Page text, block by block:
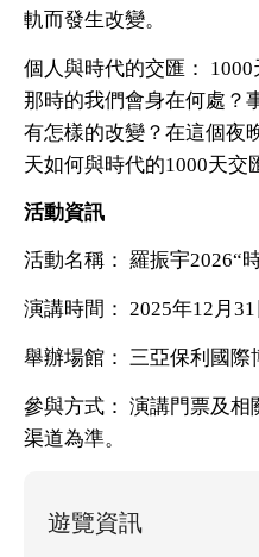
軌而發生改變。
個人與時代的交匯：
那時的我們會身在何處？
有怎樣的改變？在這個夜
天如何與時代的1000天交
活動資訊
活動名稱： 羅振宇2026“
演講時間： 2025年12月31
舉辦場館： 三亞保利國際
參與方式： 演講門票及相
渠道為準。
遊覽資訊